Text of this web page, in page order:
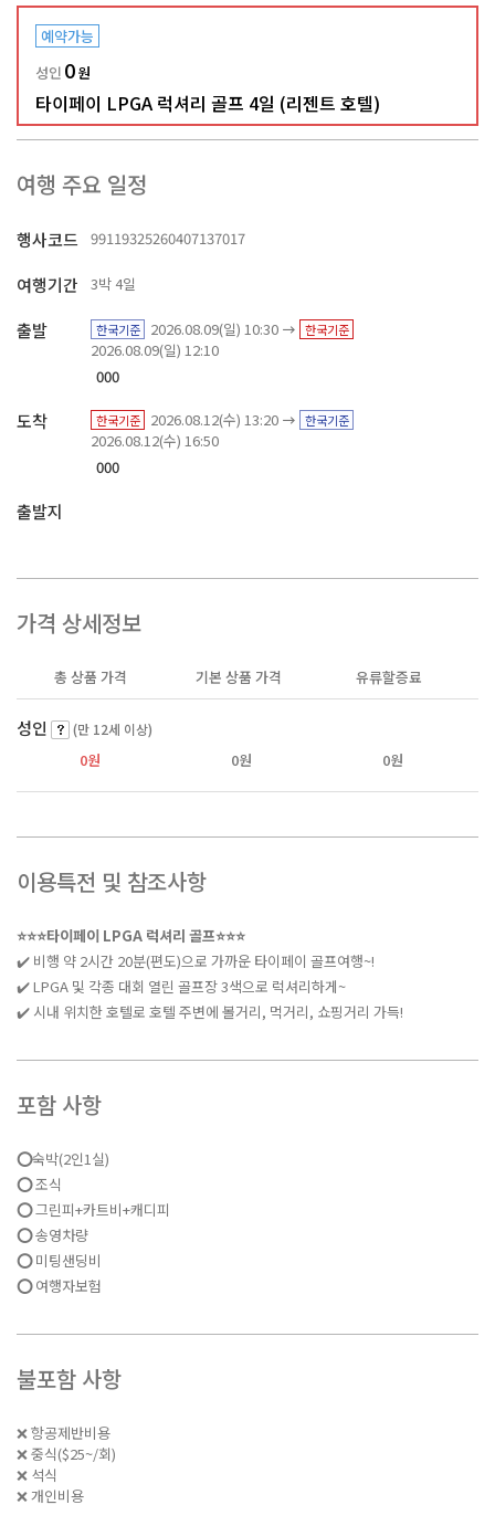
예약가능
성인 0원
타이페이 LPGA 럭셔리 골프 4일 (리젠트 호텔)
여행 주요 일정
행사코드 99119325260407137017
여행기간 3박 4일
출발 한국기준 2026.08.09(일) 10:30 한국기준
2026.08.09(일) 12:10
000
도착 한국기준 2026.08.12(수) 13:20 한국기준
2026.08.12(수) 16:50
000
출발지
가격 상세정보
총 상품 가격 기본 상품 가격 유류할증료
성인 (만 12세 이상)
0원 0원 0원
이용특전 및 참조사항
⭐⭐⭐타이페이 LPGA 럭셔리 골프⭐⭐⭐
✔️ 비행 약 2시간 20분(편도)으로 가까운 타이페이 골프여행~!
✔️ LPGA 및 각종 대회 열린 골프장 3색으로 럭셔리하게~
✔️ 시내 위치한 호텔로 호텔 주변에 볼거리, 먹거리, 쇼핑거리 가득!
포함 사항
⭕숙박(2인1실)
⭕조식
⭕그린피+카트비+캐디피
⭕송영차량
⭕미팅샌딩비
⭕여행자보험
불포함 사항
❌ 항공제반비용
❌ 중식($25~/회)
❌ 석식
❌ 개인비용